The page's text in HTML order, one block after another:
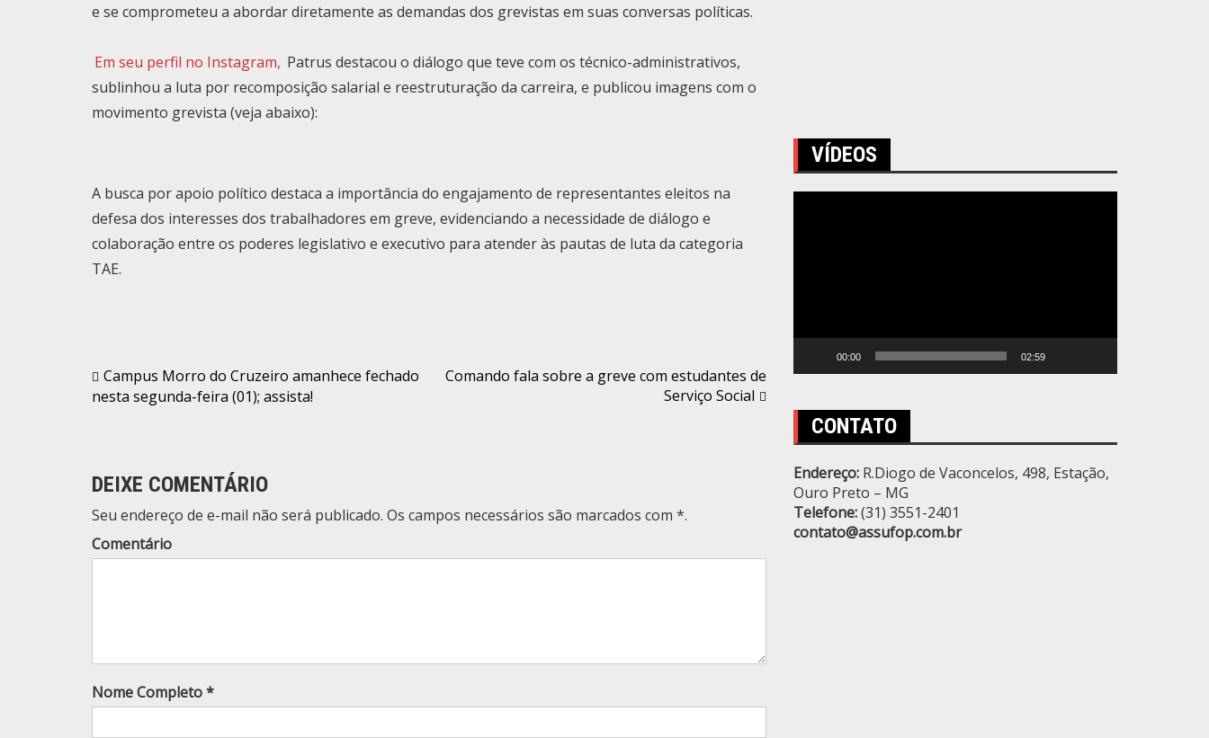
e se comprometeu a abordar diretamente as demandas dos grevistas em suas conversas políticas.
Em seu perfil no Instagram, Patrus destacou o diálogo que teve com os técnico-administrativos,
sublinhou a luta por recomposição salarial e reestruturação da carreira, e publicou imagens com o
movimento grevista (veja abaixo):
A busca por apoio político destaca a importância do engajamento de representantes eleitos na
defesa dos interesses dos trabalhadores em greve, evidenciando a necessidade de diálogo e
colaboração entre os poderes legislativo e executivo para atender às pautas de luta da categoria
TAE.
Navegação
de
Campus Morro do Cruzeiro amanhece fechado
nesta segunda-feira (01); assista!
Comando fala sobre a greve com estudantes de
Serviço Social
DEIXE COMENTÁRIO
Seu endereço de e-mail não será publicado. Os campos necessários são marcados com *.
Comentário
Nome Completo *
VÍDEOS
00:00 02:59
CONTATO
Endereço: R.Diogo de Vaconcelos, 498, Estação,
Ouro Preto – MG
Telefone:(31) 3551-2401
contato@assufop.com.br